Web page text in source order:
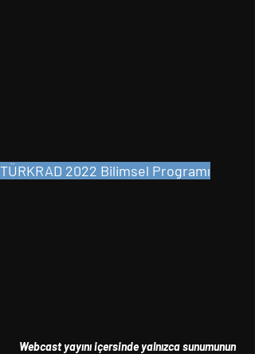
TÜRKRAD 2022 Bilimsel Programı
Webcast yayını içersinde yalnızca sunumunun